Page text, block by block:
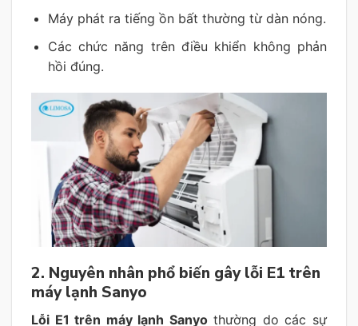
Máy phát ra tiếng ồn bất thường từ dàn nóng.
Các chức năng trên điều khiển không phản
hồi đúng.
2. Nguyên nhân phổ biến gây lỗi E1 trên
máy lạnh Sanyo
Lỗi E1 trên máy lạnh Sanyothường do các sự